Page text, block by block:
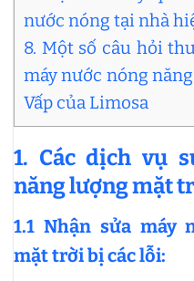
nước nóng tại nhà
8. Một số câu hỏi
máy nước nóng
Vấp của Limosa
1. Các dịch vụ
năng lượng mặt
1.1 Nhận sửa máy
mặt trời bị các lỗi: